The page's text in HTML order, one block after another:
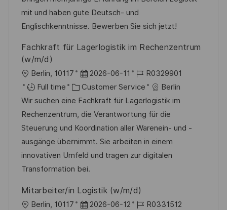
o
n
D
a
e
o
r
mit und haben gute Deutsch- und
Englischkenntnisse. Bewerben Sie sich jetzt!
Fachkraft für Lagerlogistik im Rechenzentrum
(w/m/d)
L
o
c
a
t
i
o
n
Berlin, 10117
P
o
s
t
e
d
D
a
e
2026-06-11
J
o
b
I
d
R0329901
Full time
C
a
t
e
g
o
r
Customer Service
Berlin
Wir suchen eine Fachkraft für Lagerlogistik im
Rechenzentrum, die Verantwortung für die
Steuerung und Koordination aller Warenein- und -
ausgänge übernimmt. Sie arbeiten in einem
innovativen Umfeld und tragen zur digitalen
Transformation bei.
Mitarbeiter/in Logistik (w/m/d)
L
Berlin, 10117
P 2026-06-12
J
R0331512